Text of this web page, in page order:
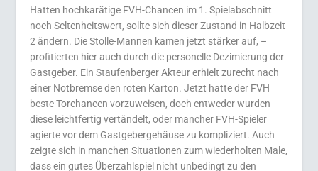
Hatten hochkarätige FVH-Chancen im 1. Spielabschnitt
noch Seltenheitswert, sollte sich dieser Zustand in Halbzeit
2 ändern. Die Stolle-Mannen kamen jetzt stärker auf, –
profitierten hier auch durch die personelle Dezimierung der
Gastgeber. Ein Staufenberger Akteur erhielt zurecht nach
einer Notbremse den roten Karton. Jetzt hatte der FVH
beste Torchancen vorzuweisen, doch entweder wurden
diese leichtfertig vertändelt, oder mancher FVH-Spieler
agierte vor dem Gastgebergehäuse zu kompliziert. Auch
zeigte sich in manchen Situationen zum wiederholten Male,
dass ein gutes Überzahlspiel nicht unbedingt zu den